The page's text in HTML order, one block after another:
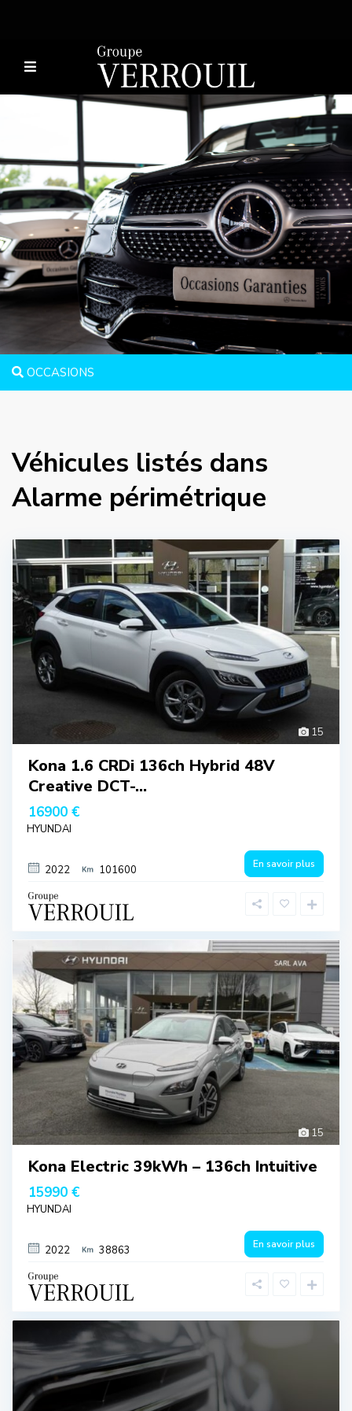
OCCASIONS
Véhicules listés dans
Alarme périmétrique
15
Kona 1.6 CRDi 136ch Hybrid 48V
Creative DCT-...
16900 €
HYUNDAI
2022 101600 En savoir plus
15
Kona Electric 39kWh – 136ch Intuitive
15990 €
HYUNDAI
2022 38863 En savoir plus